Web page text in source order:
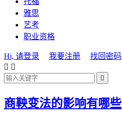
雅思
艺考
职业资格
Hi, 请登录 我要注册
找回密码
 

商鞅变法的影响有哪些